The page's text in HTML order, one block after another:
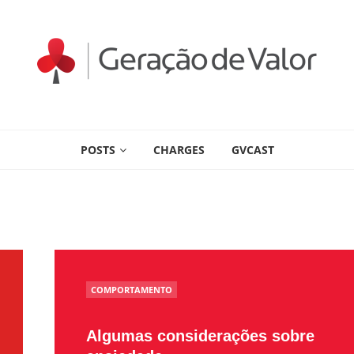
POSTS CHARGES GVCAST
POSTED
IN
COMPORTAMENTO
Algumas considerações sobre